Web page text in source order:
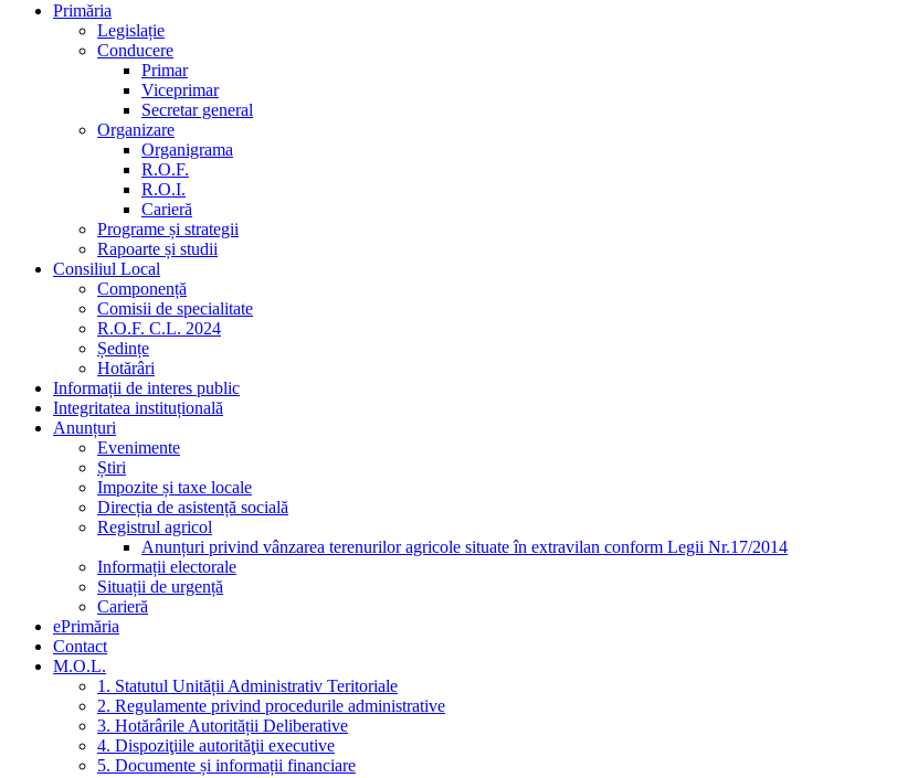
Primăria
Legislație
Conducere
Primar
Viceprimar
Secretar general
Organizare
Organigrama
R.O.F.
R.O.I.
Carieră
Programe și strategii
Rapoarte și studii
Consiliul Local
Componență
Comisii de specialitate
R.O.F. C.L. 2024
Ședințe
Hotărâri
Informații de interes public
Integritatea instituțională
Anunțuri
Evenimente
Știri
Impozite și taxe locale
Direcția de asistență socială
Registrul agricol
Anunțuri privind vânzarea terenurilor agricole situate în extravilan conform Legii Nr.17/2014
Informații electorale
Situații de urgență
Carieră
ePrimăria
Contact
M.O.L.
1. Statutul Unității Administrativ Teritoriale
2. Regulamente privind procedurile administrative
3. Hotărârile Autorității Deliberative
4. Dispoziţiile autorităţii executive
5. Documente și informații financiare